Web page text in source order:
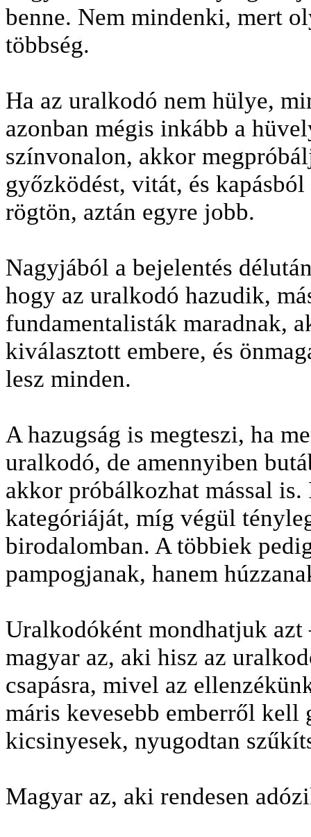
benne. Nem mindenki, mert
többség.
Ha az uralkodó nem hülye,
azonban mégis inkább a
színvonalon, akkor
győzködést, vitát, és
rögtön, aztán egyre jobb.
Nagyjából a bejelentés
hogy az uralkodó hazudik,
fundamentalisták maradnak,
kiválasztott embere, és
lesz minden.
A hazugság is megteszi, ha
uralkodó, de amennyiben
akkor próbálkozhat mással
kategóriáját, míg végül
birodalomban. A többiek
pampogjanak, hanem
Uralkodóként mondhatjuk azt
magyar az, aki hisz az
csapásra, mivel az
máris kevesebb emberről
kicsinyesek, nyugodtan
Magyar az, aki rendesen